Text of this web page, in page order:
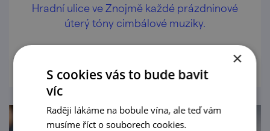
Hradní ulice ve Znojmě každé prázdninové
úterý tóny cimbálové muziky.
×
S cookies vás to bude bavit
víc
Raději lákáme na bobule vína, ale teď vám
musíme říct o souborech cookies.